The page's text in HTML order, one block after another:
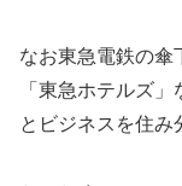
なお東急電鉄の傘
「東急ホテルズ
とビジネスを住み